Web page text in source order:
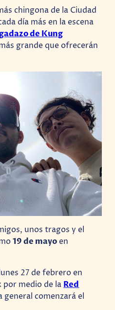
chingona de la Ciudad
día más en la escena
de Kung
grande que ofrecerán
unos tragos y el
19 de mayoen
27 de febrero en
por medio de la Red
general comenzará el